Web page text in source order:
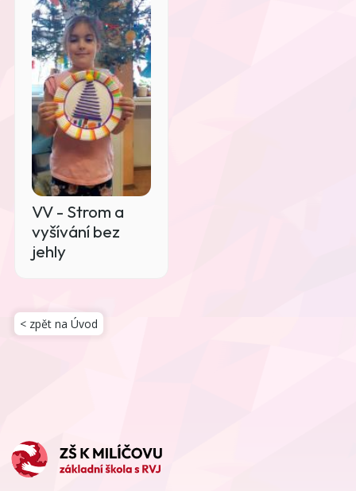
VV - Strom a
vyšívání bez
jehly
< zpět na Úvod